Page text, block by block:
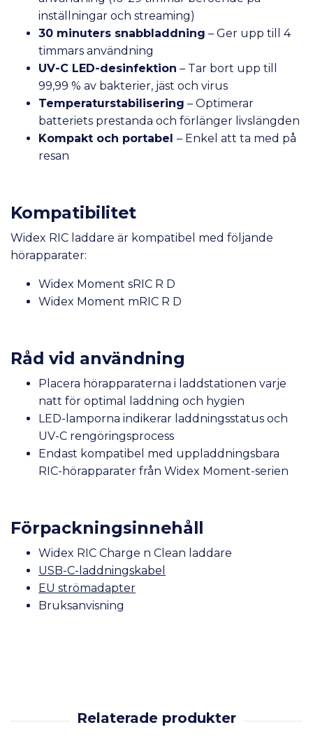
inställningar och streaming)
30 minuters snabbladdning – Ger upp till 4
timmars användning
UV-C LED-desinfektion – Tar bort upp till
99,99 % av bakterier, jäst och virus
Temperaturstabilisering – Optimerar
batteriets prestanda och förlänger livslängden
Kompakt och portabel – Enkel att ta med på
resan
Kompatibilitet
Widex RIC laddare är kompatibel med följande
hörapparater:
Widex Moment sRIC R D
Widex Moment mRIC R D
Råd vid användning
Placera hörapparaterna i laddstationen varje
natt för optimal laddning och hygien
LED-lamporna indikerar laddningsstatus och
UV-C rengöringsprocess
Endast kompatibel med uppladdningsbara
RIC-hörapparater från Widex Moment-serien
Förpackningsinnehåll
Widex RIC Charge n Clean laddare
USB-C-laddningskabel
EU strömadapter
Bruksanvisning